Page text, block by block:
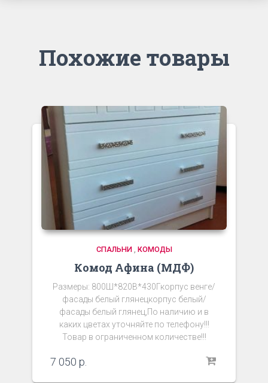
Похожие товары
СПАЛЬНИ, КОМОДЫ
Комод Афина (МДФ)
Размеры: 800Ш*820В*430Гкорпус венге/
фасады белый глянецкорпус белый/
фасады белый глянец,По наличию и в
каких цветах уточняйте по телефону!!!
Товар в ограниченном количестве!!!
7 050 р.